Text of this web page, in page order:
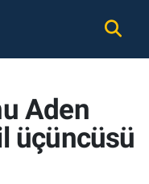
Aden
üçüncüsü